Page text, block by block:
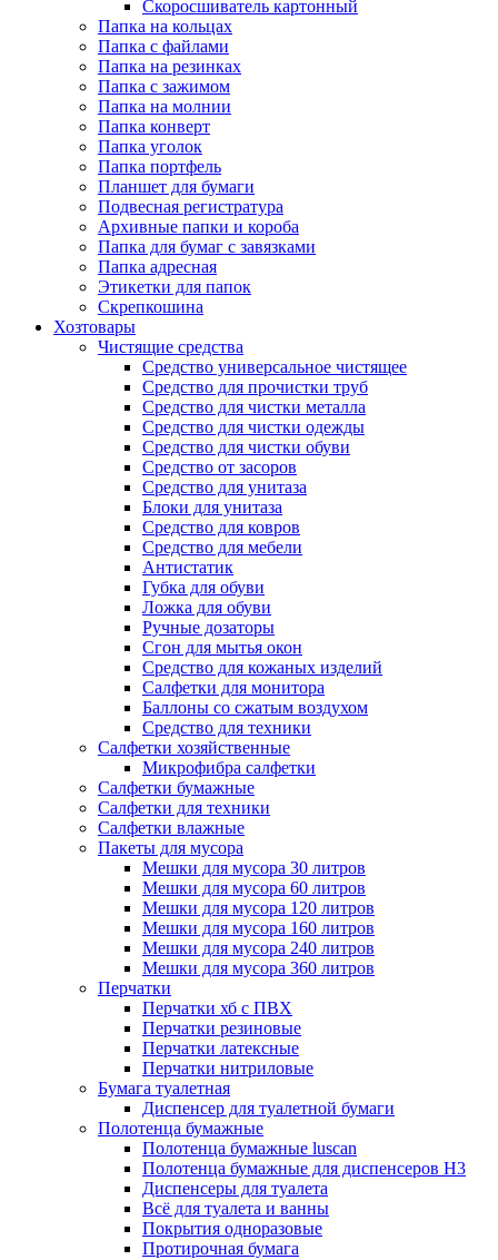
Скоросшиватель картонный
Папка на кольцах
Папка с файлами
Папка на резинках
Папка с зажимом
Папка на молнии
Папка конверт
Папка уголок
Папка портфель
Планшет для бумаги
Подвесная регистратура
Архивные папки и короба
Папка для бумаг с завязками
Папка адресная
Этикетки для папок
Скрепкошина
Хозтовары
Чистящие средства
Средство универсальное чистящее
Средство для прочистки труб
Средство для чистки металла
Средство для чистки одежды
Средство для чистки обуви
Средство от засоров
Средство для унитаза
Блоки для унитаза
Средство для ковров
Средство для мебели
Антистатик
Губка для обуви
Ложка для обуви
Ручные дозаторы
Сгон для мытья окон
Средство для кожаных изделий
Салфетки для монитора
Баллоны со сжатым воздухом
Средство для техники
Салфетки хозяйственные
Микрофибра салфетки
Салфетки бумажные
Салфетки для техники
Салфетки влажные
Пакеты для мусора
Мешки для мусора 30 литров
Мешки для мусора 60 литров
Мешки для мусора 120 литров
Мешки для мусора 160 литров
Мешки для мусора 240 литров
Мешки для мусора 360 литров
Перчатки
Перчатки хб с ПВХ
Перчатки резиновые
Перчатки латексные
Перчатки нитриловые
Бумага туалетная
Диспенсер для туалетной бумаги
Полотенца бумажные
Полотенца бумажные luscan
Полотенца бумажные для диспенсеров H3
Диспенсеры для туалета
Всё для туалета и ванны
Покрытия одноразовые
Протирочная бумага